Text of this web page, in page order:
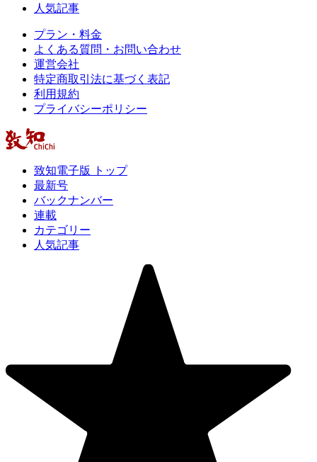
人気記事
プラン・料金
よくある質問・お問い合わせ
運営会社
特定商取引法に基づく表記
利用規約
プライバシーポリシー
致知電子版 トップ
最新号
バックナンバー
連載
カテゴリー
人気記事